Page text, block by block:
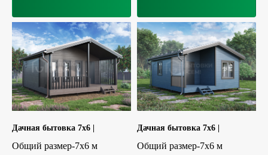
Дачная бытовка 7x6 |
Общий размер-7x6 м
Дачная бытовка 7x6 |
Общий размер-7x6 м